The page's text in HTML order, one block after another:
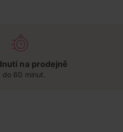
na prodejně
do 60 minut.